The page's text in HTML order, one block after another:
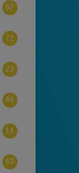
67
72
23
49
14
63